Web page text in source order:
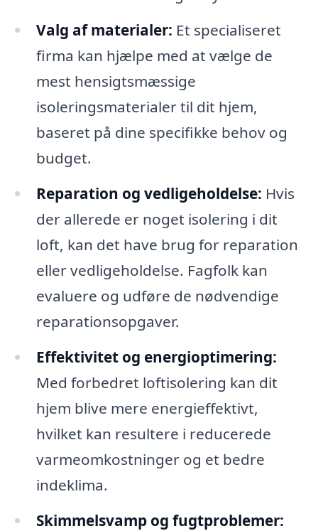
Valg af materialer: Et specialiseret
firma kan hjælpe med at vælge de
mest hensigtsmæssige
isoleringsmaterialer til dit hjem,
baseret på dine specifikke behov og
budget.
Reparation og vedligeholdelse: Hvis
der allerede er noget isolering i dit
loft, kan det have brug for reparation
eller vedligeholdelse. Fagfolk kan
evaluere og udføre de nødvendige
reparationsopgaver.
Effektivitet og energioptimering:
Med forbedret loftisolering kan dit
hjem blive mere energieffektivt,
hvilket kan resultere i reducerede
varmeomkostninger og et bedre
indeklima.
Skimmelsvamp og fugtproblemer: